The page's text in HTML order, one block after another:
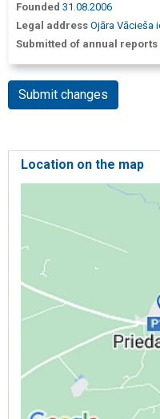
Founded 31.08.2006
Legal address Ojāra Vācieša
Submitted of annual reports
Submit changes
Location on the map